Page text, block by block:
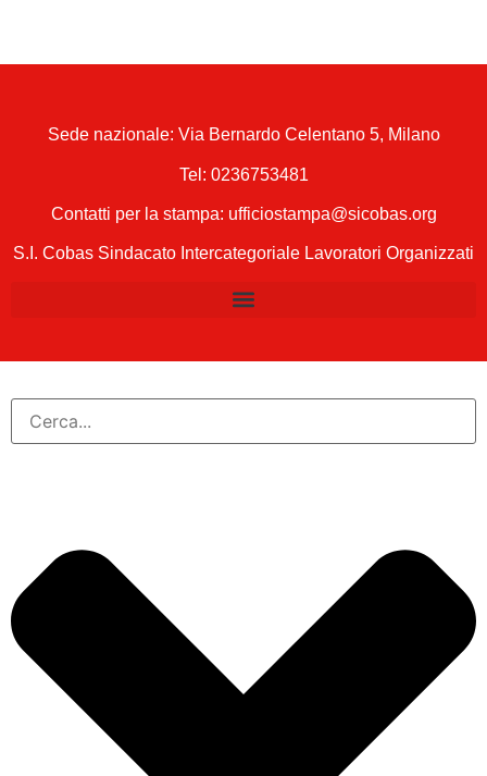
Sede nazionale: Via Bernardo Celentano 5, Milano
Tel: 0236753481
Contatti per la stampa: ufficiostampa@sicobas.org
S.I. Cobas Sindacato Intercategoriale Lavoratori Organizzati